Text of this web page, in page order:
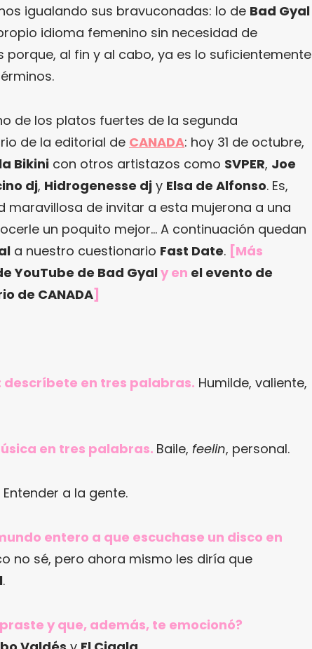
igualando sus bravuconadas: lo de Bad Gyal
idioma femenino sin necesidad de
porque, al fin y al cabo, ya es lo suficientemente
de los platos fuertes de la segunda
de la editorial de CANADA: hoy 31 de octubre,
Bikini con otros artistazos como SVPER, Joe
dj, Hidrogenesse dj y Elsa de Alfonso. Es,
maravillosa de invitar a esta mujerona a una
un poquito mejor… A continuación quedan
a nuestro cuestionario Fast Date. [Más
YouTube de Bad Gyaly en el evento de
de CANADA]
descríbete en tres palabras. Humilde, valiente,
en tres palabras. Baile, feelin, personal.
Entender a la gente.
entero a que escuchase un disco en
no sé, pero ahora mismo les diría que
.
y que, además, te emocionó?